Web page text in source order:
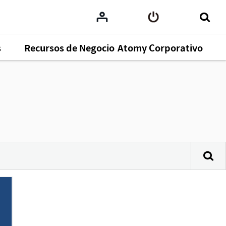
Recursos de Negocio Atomy Corporativo